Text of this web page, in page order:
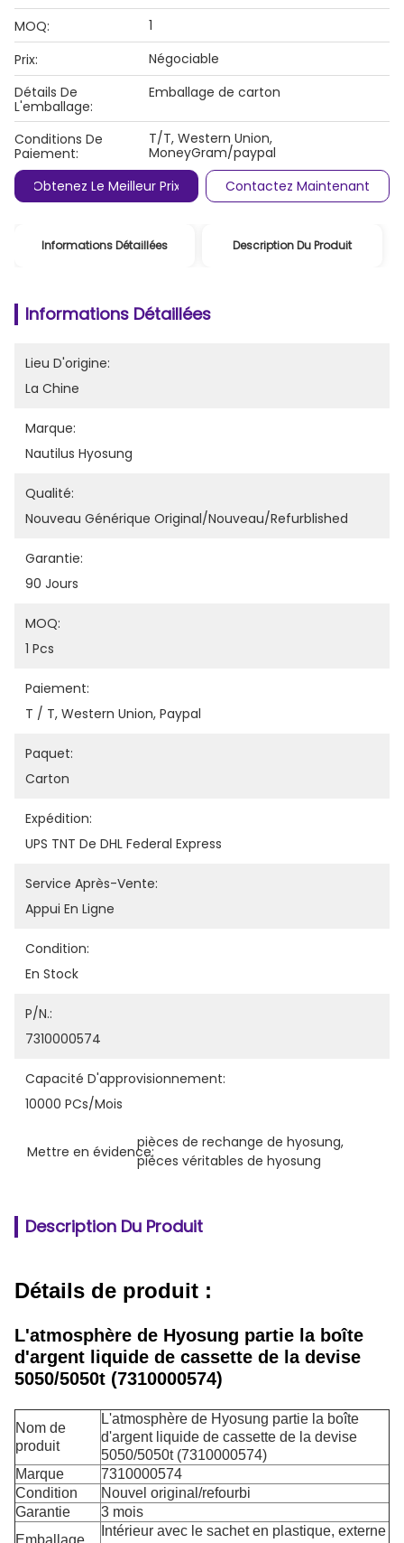
MOQ:
1
Prix:
Négociable
Détails De
L'emballage:
Emballage de carton
Conditions De
Paiement:
T/T, Western Union,
MoneyGram/paypal
Obtenez Le Meilleur Prix
Contactez Maintenant
Informations Détaillées Description Du Produit
Informations Détaillées
Lieu D'origine:
La Chine
Marque:
Nautilus Hyosung
Qualité:
Nouveau Générique Original/nouveau/refurblished
Garantie:
90 Jours
MOQ:
1 Pcs
Paiement:
T / T, Western Union, Paypal
Paquet:
Carton
Expédition:
UPS TNT De DHL Federal Express
Service Après-Vente:
Appui En Ligne
Condition:
En Stock
P/N.:
7310000574
Capacité D'approvisionnement:
10000 PCs/mois
Mettre en évidence:
pièces de rechange de hyosung,
pièces véritables de hyosung
Description Du Produit
Détails de produit :
L'atmosphère de Hyosung partie la boîte
d'argent liquide de cassette de la devise
5050/5050t (7310000574)
Nom de
produit
L'atmosphère de Hyosung partie la boîte
d'argent liquide de cassette de la devise
5050/5050t (7310000574)
Marque
7310000574
Condition
Nouvel original/refourbi
Garantie
3 mois
Emballage
Intérieur avec le sachet en plastique, externe